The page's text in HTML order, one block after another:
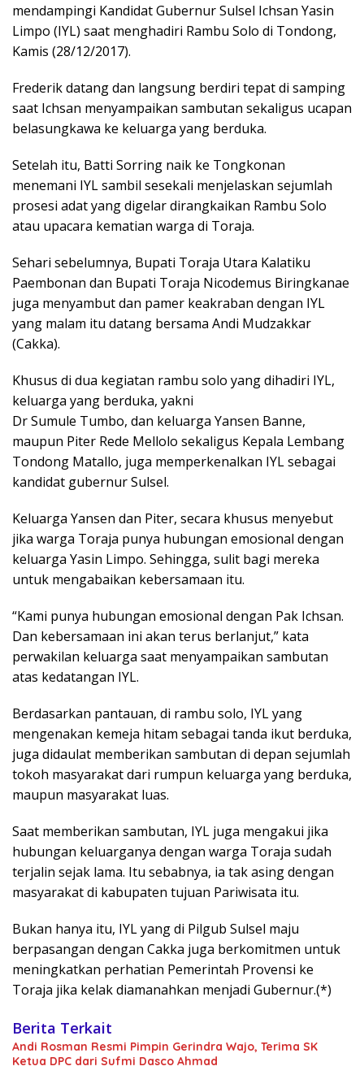
mendampingi Kandidat Gubernur Sulsel Ichsan Yasin
Limpo (IYL) saat menghadiri Rambu Solo di Tondong,
Kamis (28/12/2017).
Frederik datang dan langsung berdiri tepat di samping
saat Ichsan menyampaikan sambutan sekaligus ucapan
belasungkawa ke keluarga yang berduka.
Setelah itu, Batti Sorring naik ke Tongkonan
menemani IYL sambil sesekali menjelaskan sejumlah
prosesi adat yang digelar dirangkaikan Rambu Solo
atau upacara kematian warga di Toraja.
Sehari sebelumnya, Bupati Toraja Utara Kalatiku
Paembonan dan Bupati Toraja Nicodemus Biringkanae
juga menyambut dan pamer keakraban dengan IYL
yang malam itu datang bersama Andi Mudzakkar
(Cakka).
Khusus di dua kegiatan rambu solo yang dihadiri IYL,
keluarga yang berduka, yakni
Dr Sumule Tumbo, dan keluarga Yansen Banne,
maupun Piter Rede Mellolo sekaligus Kepala Lembang
Tondong Matallo, juga memperkenalkan IYL sebagai
kandidat gubernur Sulsel.
Keluarga Yansen dan Piter, secara khusus menyebut
jika warga Toraja punya hubungan emosional dengan
keluarga Yasin Limpo. Sehingga, sulit bagi mereka
untuk mengabaikan kebersamaan itu.
“Kami punya hubungan emosional dengan Pak Ichsan.
Dan kebersamaan ini akan terus berlanjut,” kata
perwakilan keluarga saat menyampaikan sambutan
atas kedatangan IYL.
Berdasarkan pantauan, di rambu solo, IYL yang
mengenakan kemeja hitam sebagai tanda ikut berduka,
juga didaulat memberikan sambutan di depan sejumlah
tokoh masyarakat dari rumpun keluarga yang berduka,
maupun masyarakat luas.
Saat memberikan sambutan, IYL juga mengakui jika
hubungan keluarganya dengan warga Toraja sudah
terjalin sejak lama. Itu sebabnya, ia tak asing dengan
masyarakat di kabupaten tujuan Pariwisata itu.
Bukan hanya itu, IYL yang di Pilgub Sulsel maju
berpasangan dengan Cakka juga berkomitmen untuk
meningkatkan perhatian Pemerintah Provensi ke
Toraja jika kelak diamanahkan menjadi Gubernur.(*)
Berita Terkait
Andi Rosman Resmi Pimpin Gerindra Wajo, Terima SK
Ketua DPC dari Sufmi Dasco Ahmad